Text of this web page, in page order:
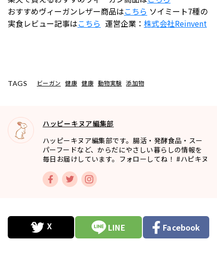
おすすめヴィーガンレザー商品はこちら ソイミート7種の
実食レビュー記事はこちら 運営企業： 株式会社Reinvent
TAGS ビーガン 健康 健康 動物実験 添加物
ハッピーキヌア編集部
ハッピーキヌア編集部です。腸活・発酵食品・スー
パーフードなど、からだにやさしい暮らしの情報を
毎日お届けしています。フォローしてね！ #ハピキヌ
LINE Facebook